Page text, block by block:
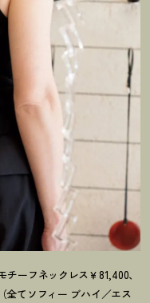
ーフネックレス￥81,400、
全てソフィー ブハイ／エス